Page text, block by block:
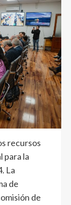
recursos
para la
La
de
de